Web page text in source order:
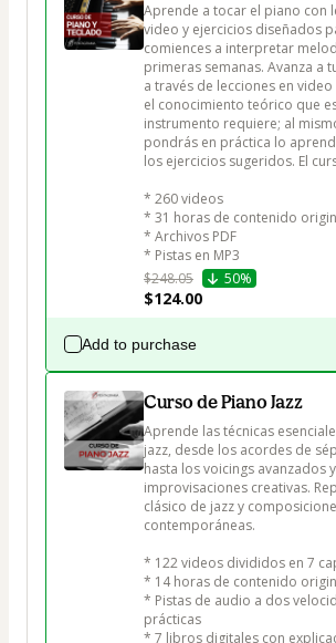
Aprende a tocar el piano con
video y ejercicios diseñados
comiences a interpretar
primeras semanas. Avanza a
a través de lecciones en
el conocimiento teórico que
instrumento requiere; al
pondrás en práctica lo
los ejercicios sugeridos. El
* 260 videos
* 31 horas de contenido
* Archivos PDF
* Pistas en MP3
$248.05
50%
$124.00
Add to purchase
Curso de Piano Jazz
Aprende las técnicas
jazz, desde los acordes de
hasta los voicings avanzados
improvisaciones creativas.
clásico de jazz y
contemporáneas.
* 122 videos divididos en 7
* 14 horas de contenido
* Pistas de audio a dos
prácticas
* 7 libros digitales con